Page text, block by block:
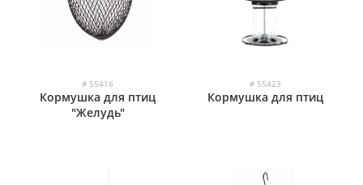
# 55416
Кормушка для птиц
"Желудь"
# 55423
Кормушка для птиц